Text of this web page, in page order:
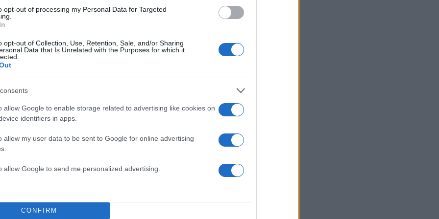
opt-out of processing my Personal Data for Targeted
opt-out of Collection, Use, Retention, Sale, and/or Sharing
Data that Is Unrelated with the Purposes for which it
allow Google to enable storage related to advertising like cookies on
identifiers in apps.
allow my user data to be sent to Google for online advertising
allow Google to send me personalized advertising.
CONFIRM
της εταιρείας παραπέμπει στην ταινία «Αόρατος
Σουέιζι και την Ντέμι Μουρ και αφήνει αρχικά πολλά…
Σε πρώτο πλάνο διαρκώς, οι πρωταγωνιστές του
ΔΙΑΦΗΜΙΣΗ